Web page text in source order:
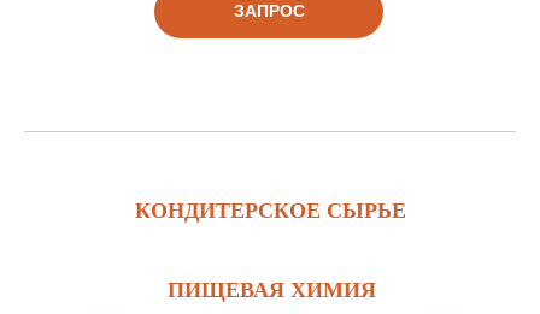
ЗАПРОС
КОНДИТЕРСКОЕ СЫРЬЕ
ПИЩЕВАЯ ХИМИЯ